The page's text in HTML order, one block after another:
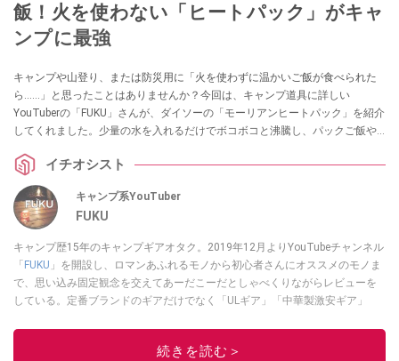
飯！火を使わない「ヒートパック」がキャ
ンプに最強
キャンプや山登り、または防災用に「火を使わずに温かいご飯が食べられた
ら……」と思ったことはありませんか？今回は、キャンプ道具に詳しい
YouTuberの「FUKU」さんが、ダイソーの「モーリアンヒートパック」を紹介
してくれました。少量の水を入れるだけでボコボコと沸騰し、パックご飯や
を見直したい方は必見です！
イチオシスト
キャンプ系YouTuber
FUKU
キャンプ歴15年のキャンプギアオタク。2019年12月よりYouTubeチャンネル
「 FUKU 」を開設し、ロマンあふれるモノから初心者さんにオススメのモノま
で、思い込み固定観念を交えてあーだこーだとしゃべくりながらレビューを
している。定番ブランドのギアだけでなく「ULギア」「中華製激安ギア」
このイチオシストの他の記事を読む
続きを読む＞